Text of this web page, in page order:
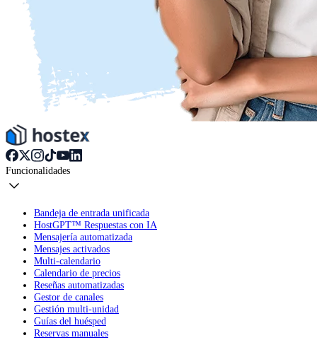
Funcionalidades
Bandeja de entrada unificada
HostGPT™ Respuestas con IA
Mensajería automatizada
Mensajes activados
Multi-calendario
Calendario de precios
Reseñas automatizadas
Gestor de canales
Gestión multi-unidad
Guías del huésped
Reservas manuales